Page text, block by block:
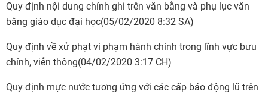
Quy định nội dung chính ghi trên văn bằng và phụ lục văn
bằng giáo dục đại học(05/02/2020 8:32 SA)
Quy định về xử phạt vi phạm hành chính trong lĩnh vực bưu
chính, viễn thông(04/02/2020 3:17 CH)
Quy định mực nước tương ứng với các cấp báo động lũ trên